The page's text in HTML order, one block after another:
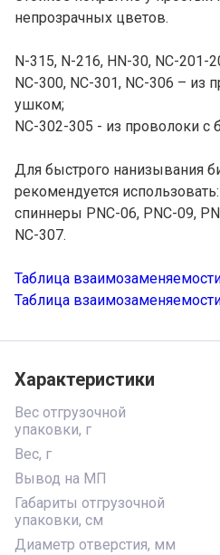
непрозрачных цветов.
N-315, N-216, HN-30, NC-201-
NC-300, NC-301, NC-306 – из
ушком;
NC-302-305 - из проволоки
Для быстрого нанизывания
рекомендуется использовать:
спиннеры PNC-06, PNC-09,
NC-307.
Таблица
Таблица
Характеристики
Вес отгрузочной
упаковки, г
Вес, г
Вывод на МП
Габариты отгрузочной
упаковки, см
Диаметр отверстия, мм